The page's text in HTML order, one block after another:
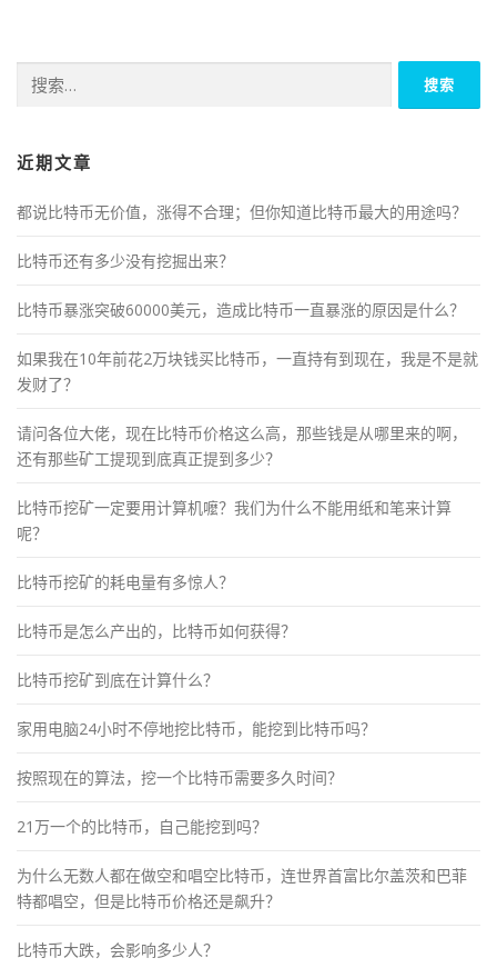
索：
近期文章
都说比特币无价值，涨得不合理；但你知道比特币最大的用途吗？
比特币还有多少没有挖掘出来？
比特币暴涨突破60000美元，造成比特币一直暴涨的原因是什么？
如果我在10年前花2万块钱买比特币，一直持有到现在，我是不是就
发财了？
请问各位大佬，现在比特币价格这么高，那些钱是从哪里来的啊，
还有那些矿工提现到底真正提到多少？
比特币挖矿一定要用计算机嚒？我们为什么不能用纸和笔来计算
呢？
比特币挖矿的耗电量有多惊人？
比特币是怎么产出的，比特币如何获得？
比特币挖矿到底在计算什么？
家用电脑24小时不停地挖比特币，能挖到比特币吗？
按照现在的算法，挖一个比特币需要多久时间？
21万一个的比特币，自己能挖到吗？
为什么无数人都在做空和唱空比特币，连世界首富比尔盖茨和巴菲
特都唱空，但是比特币价格还是飙升？
比特币大跌，会影响多少人？